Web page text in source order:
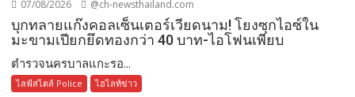
07/08/2026 @ch-newsthailand.com
บุกทลายแก๊งคอลเซ็นเตอร์เวียดนาม! โยงซุกไอซ์ใน
มะขามเปียกยึดทองกว่า 40 บาท-ไอโฟนเพียบ
ตำรวจนครบาลแกะรอ...
ไลฟ์สไตล์ Police ไฮไลท์ข่าว